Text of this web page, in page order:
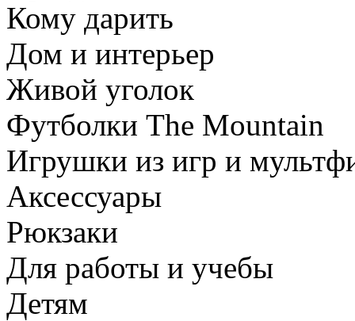
Кому дарить
Дом и интерьер
Живой уголок
Футболки The Mountain
Игрушки из игр и
Аксессуары
Рюкзаки
Для работы и учебы
Детям